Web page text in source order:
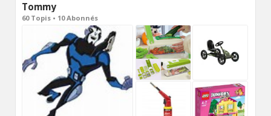
Tommy
60 Topis • 10 Abonnés